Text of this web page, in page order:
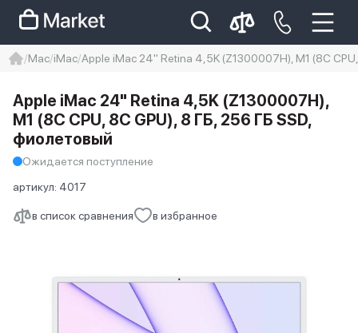
Iphone 14 pro max
айфон 14
Mac iMac Apple iMac 24" Retina 4,5K (Z1300007H), M1 (8C
в список сравнения в избранное
Apple iMac 24" Retina 4,5K (Z1300007H),
M1 (8C CPU, 8C GPU), 8 ГБ, 256 ГБ SSD,
фиолетовый
Ожидается поступление
артикул: 4017